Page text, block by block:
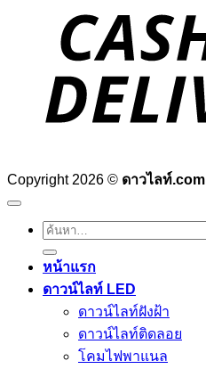
Copyright 2026 © ดาวไลท์.com
ค้นหา:
หน้าแรก
ดาวน์ไลท์ LED
ดาวน์ไลท์ฝังฝ้า
ดาวน์ไลท์ติดลอย
โคมไฟพาแนล